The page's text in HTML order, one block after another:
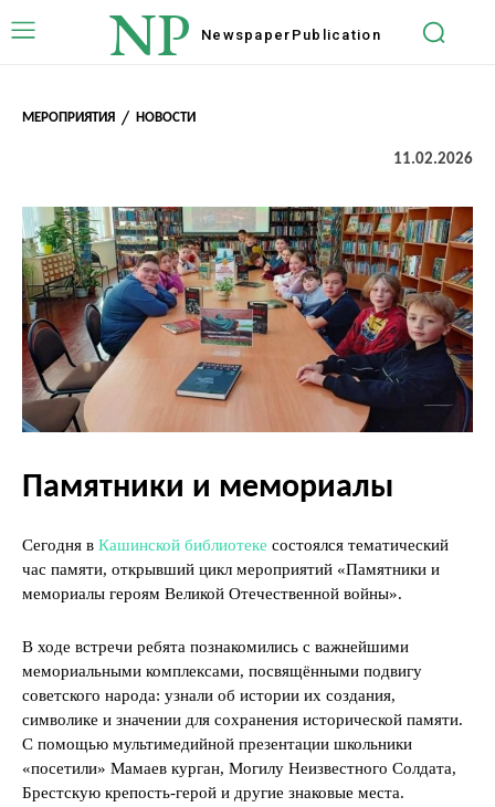
NP Newspaper Publication
МЕРОПРИЯТИЯ НОВОСТИ
11.02.2026
Памятники и мемориалы
Сегодня в Кашинской библиотеке состоялся тематический
час памяти, открывший цикл мероприятий «Памятники и
мемориалы героям Великой Отечественной войны».
В ходе встречи ребята познакомились с важнейшими
мемориальными комплексами, посвящёнными подвигу
советского народа: узнали об истории их создания,
символике и значении для сохранения исторической памяти.
С помощью мультимедийной презентации школьники
«посетили» Мамаев курган, Могилу Неизвестного Солдата,
Брестскую крепость‑герой и другие знаковые места.